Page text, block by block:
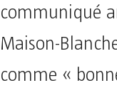
communiqué
Maison-
comme «